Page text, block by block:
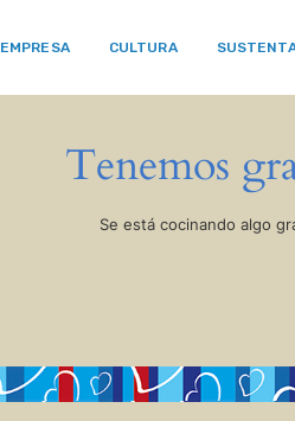
EMPRESA CULTURA
Tenemos
Se está cocinando algo